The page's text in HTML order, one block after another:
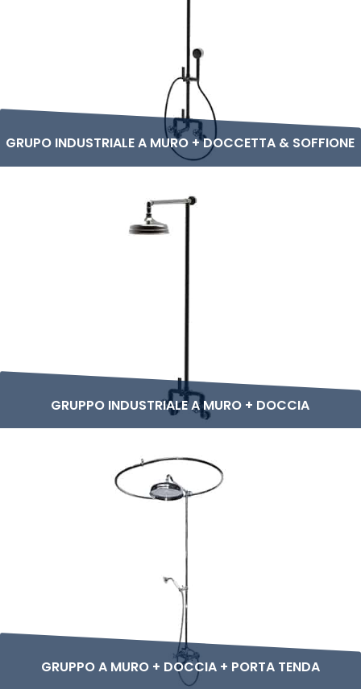
GRUPO INDUSTRIALE A MURO + DOCCETTA & SOFFIONE
GRUPPO INDUSTRIALE A MURO + DOCCIA
GRUPPO A MURO + DOCCIA + PORTA TENDA